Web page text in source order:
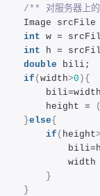
/** 对服务器上
Image srcFile
int w =
int h =
double bili;
if (width>0 ){
height =
(
}else{
if ( height>
width
}
}